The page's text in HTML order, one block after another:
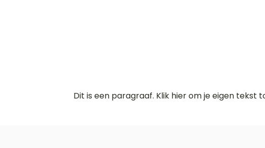
Dit is een paragraaf. Klik hier om je eigen tekst